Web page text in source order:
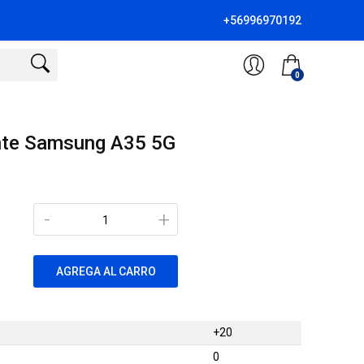
+56996970192
0
Samsung A35 5G
+
-
AGREGA AL CARRO
+20
0